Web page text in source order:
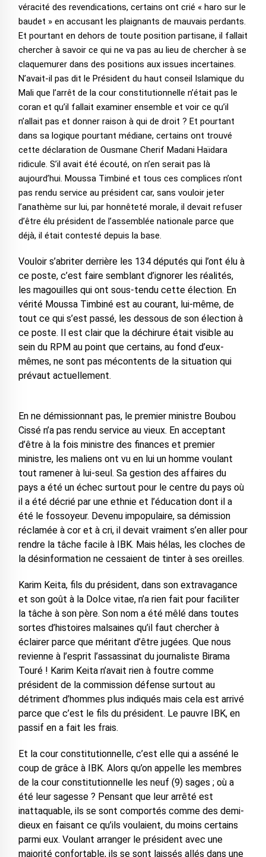
véracité des revendications, certains ont crié « haro sur le
baudet » en accusant les plaignants de mauvais perdants.
Et pourtant en dehors de toute position partisane, il fallait
chercher à savoir ce qui ne va pas au lieu de chercher à se
claquemurer dans des positions aux issues incertaines.
N’avait-il pas dit le Président du haut conseil Islamique du
Mali que l’arrêt de la cour constitutionnelle n’était pas le
coran et qu’il fallait examiner ensemble et voir ce qu’il
n’allait pas et donner raison à qui de droit ? Et pourtant
dans sa logique pourtant médiane, certains ont trouvé
cette déclaration de Ousmane Cherif Madani Haïdara
ridicule. S’il avait été écouté, on n’en serait pas là
aujourd’hui. Moussa Timbiné et tous ces complices n’ont
pas rendu service au président car, sans vouloir jeter
l’anathème sur lui, par honnêteté morale, il devait refuser
d’être élu président de l’assemblée nationale parce que
déjà, il était contesté depuis la base.
Vouloir s’abriter derrière les 134 députés qui l’ont élu à
ce poste, c’est faire semblant d’ignorer les réalités,
les magouilles qui ont sous-tendu cette élection. En
vérité Moussa Timbiné est au courant, lui-même, de
tout ce qui s’est passé, les dessous de son élection à
ce poste. Il est clair que la déchirure était visible au
sein du RPM au point que certains, au fond d’eux-
mêmes, ne sont pas mécontents de la situation qui
prévaut actuellement.
En ne démissionnant pas, le premier ministre Boubou
Cissé n’a pas rendu service au vieux. En acceptant
d’être à la fois ministre des finances et premier
ministre, les maliens ont vu en lui un homme voulant
tout ramener à lui-seul. Sa gestion des affaires du
pays a été un échec surtout pour le centre du pays où
il a été décrié par une ethnie et l’éducation dont il a
été le fossoyeur. Devenu impopulaire, sa démission
réclamée à cor et à cri, il devait vraiment s’en aller pour
rendre la tâche facile à IBK. Mais hélas, les cloches de
la désinformation ne cessaient de tinter à ses oreilles.
Karim Keita, fils du président, dans son extravagance
et son goût à la Dolce vitae, n’a rien fait pour faciliter
la tâche à son père. Son nom a été mêlé dans toutes
sortes d’histoires malsaines qu’il faut chercher à
éclairer parce que méritant d’être jugées. Que nous
revienne à l’esprit l’assassinat du journaliste Birama
Touré ! Karim Keita n’avait rien à foutre comme
président de la commission défense surtout au
détriment d’hommes plus indiqués mais cela est arrivé
parce que c’est le fils du président. Le pauvre IBK, en
passif en a fait les frais.
Et la cour constitutionnelle, c’est elle qui a asséné le
coup de grâce à IBK. Alors qu’on appelle les membres
de la cour constitutionnelle les neuf (9) sages ; où a
été leur sagesse ? Pensant que leur arrêté est
inattaquable, ils se sont comportés comme des demi-
dieux en faisant ce qu’ils voulaient, du moins certains
parmi eux. Voulant arranger le président avec une
majorité confortable, ils se sont laissés allés dans une